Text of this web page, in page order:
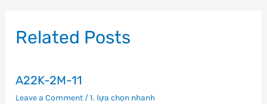
viết
Related Posts
A22K-2M-11
Leave a Comment /1. lựa chọn nhanh